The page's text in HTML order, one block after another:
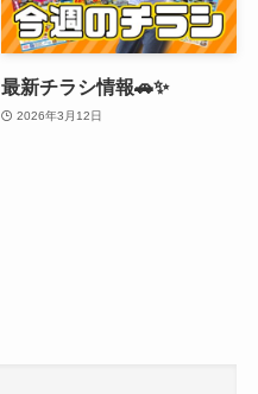
最新チラシ情報🚗✨
2026年3月12日